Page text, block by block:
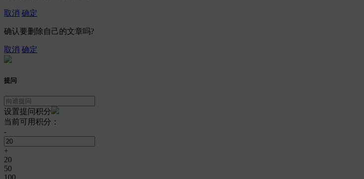
取消 确定
确认要删除自己的文章吗?
取消 确定
提问
设置提问积分
当前可用积分：
-
+
20
50
100